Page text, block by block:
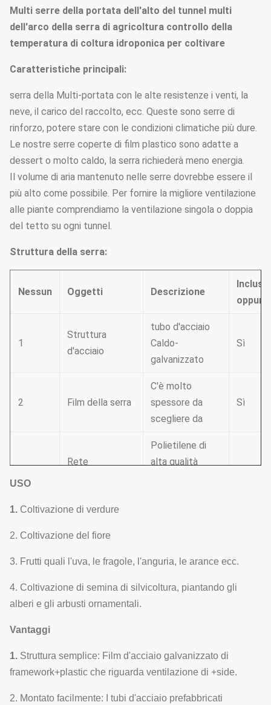
Multi serre della portata dell'alto del tunnel multi
dell'arco della serra di agricoltura controllo della
temperatura di coltura idroponica per coltivare
Caratteristiche principali:
serra della Multi-portata con le alte resistenze i venti, la
neve, il carico del raccolto, ecc. Queste sono serre di
rinforzo, potere stare con le condizioni climatiche più dure.
Le nostre serre coperte di film plastico sono adatte a
dessert o molto caldo, la serra richiederà meno energia.
Il volume di aria mantenuto nelle serre dovrebbe essere il
più alto come possibile. Per fornire la migliore ventilazione
alle piante comprendiamo la ventilazione singola o doppia
del tetto su ogni tunnel.
Struttura della serra:
Nessun Oggetti Descrizione
oppure
1
Struttura
d'acciaio
tubo d'acciaio
Caldo-
galvanizzato
Sì
2 Film della serra
C'è molto
spessore da
scegliere da
Sì
3
Rete
Polietilene di
alta qualità
Sì
Sistema di
di
sistema
d'ombreggiatura.
5
6
Tipo
USO
1. Coltivazione di verdure
2. Coltivazione del fiore
3. Frutti quali l'uva, le fragole, l'anguria, le arance ecc.
4. Coltivazione di semina di silvicoltura, piantando gli
alberi e gli arbusti ornamentali.
Vantaggi
1. Struttura semplice: Film d'acciaio galvanizzato di
framework+plastic che riguarda ventilazione di +side.
2. Montato facilmente: I tubi d'acciaio prefabbricati